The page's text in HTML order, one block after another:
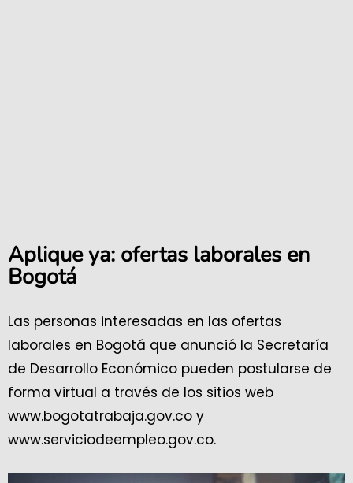
Aplique ya: ofertas laborales en
Bogotá
Las personas interesadas en las ofertas
laborales en Bogotá que anunció la Secretaría
de Desarrollo Económico pueden postularse de
forma virtual a través de los sitios web
www.bogotatrabaja.gov.co y
www.serviciodeempleo.gov.co.